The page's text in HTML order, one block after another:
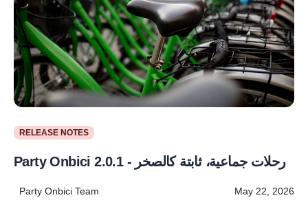
RELEASE NOTES
Party Onbici 2.0.1 - رحلات جماعية، ثابتة كالصخر
Party Onbici Team May 22, 2026